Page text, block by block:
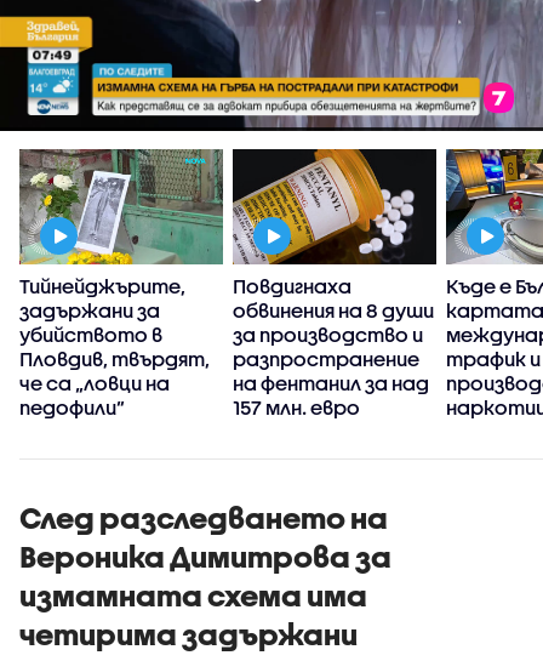
Тийнейджърите,
задържани за
убийството в
Пловдив, твърдят,
че са „ловци на
педофили”
Повдигнаха
обвинения на 8 души
за производство и
разпространение
на фентанил за над
157 млн. евро
Къде е
трафик и
След разследването на
Вероника Димитрова за
измамната схема има
четирима задържани